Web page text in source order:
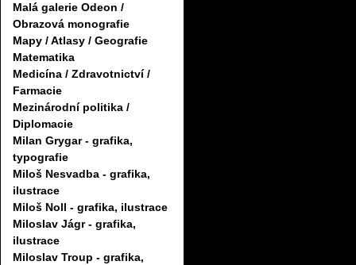
Malá galerie Odeon /
Obrazová monografie
Mapy / Atlasy / Geografie
Matematika
Medicína / Zdravotnictví /
Farmacie
Mezinárodní politika /
Diplomacie
Milan Grygar - grafika,
typografie
Miloš Nesvadba - grafika,
ilustrace
Miloš Noll - grafika, ilustrace
Miloslav Jágr - grafika,
ilustrace
Miloslav Troup - grafika,